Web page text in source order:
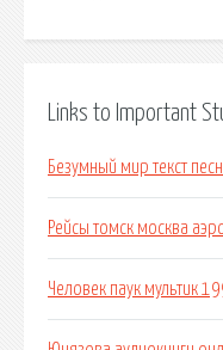
Links to Important
Безумный мир текст
Рейсы томск москва
Человек паук мультик